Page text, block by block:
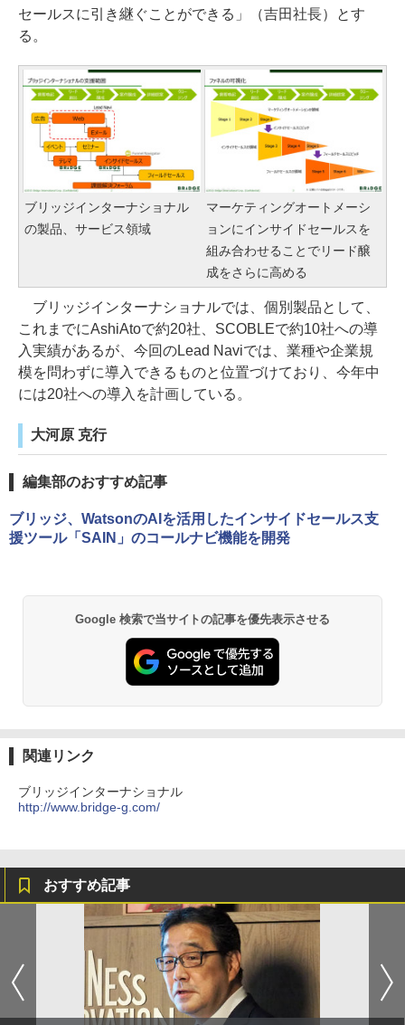
セールスに引き継ぐことができる」（吉田社長）とす
る。
ブリッジインターナショナル
の製品、サービス領域
マーケティングオートメーシ
ョンにインサイドセールスを
組み合わせることでリード醸
成をさらに高める
ブリッジインターナショナルでは、個別製品として、
これまでにAshiAtoで約20社、SCOBLEで約10社への導
入実績があるが、今回のLead Naviでは、業種や企業規
模を問わずに導入できるものと位置づけており、今年中
には20社への導入を計画している。
大河原 克行
編集部のおすすめ記事
ブリッジ、WatsonのAIを活用したインサイドセールス支
援ツール「SAIN」のコールナビ機能を開発
Google 検索で当サイトの記事を優先表示させる
関連リンク
ブリッジインターナショナル
http://www.bridge-g.com/
おすすめ記事